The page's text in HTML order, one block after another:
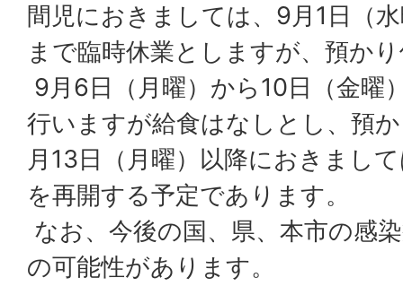
間児におきましては、9月1日（
まで臨時休業としますが、預か
9月6日（月曜）から10日（金曜
行いますが給食はなしとし、預
月13日（月曜）以降におきまし
を再開する予定であります。
なお、今後の国、県、本市の感
の可能性があります。